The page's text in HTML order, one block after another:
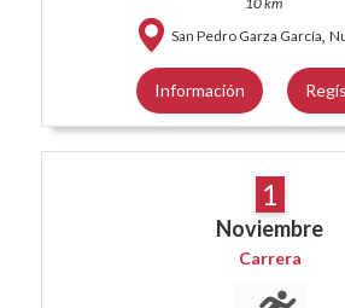
San Pedro Garza García,
Información
1
Noviembre
Carrera